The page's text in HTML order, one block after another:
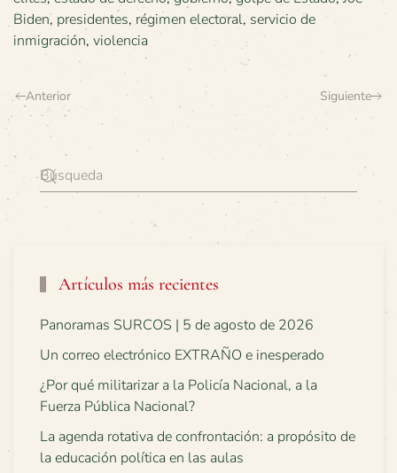
Biden, presidentes, régimen electoral, servicio de
inmigración, violencia
Anterior Siguiente
Artículos más recientes
Panoramas SURCOS | 5 de agosto de 2026
Un correo electrónico EXTRAÑO e inesperado
¿Por qué militarizar a la Policía Nacional, a la
Fuerza Pública Nacional?
La agenda rotativa de confrontación: a propósito de
la educación política en las aulas